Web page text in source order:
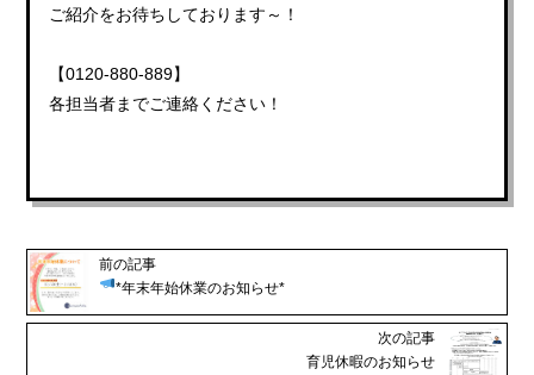
ご紹介をお待ちしております～！
【0120-880-889】
各担当者までご連絡ください！
前の記事
*年末年始休業のお知らせ*
次の記事
育児休暇のお知らせ